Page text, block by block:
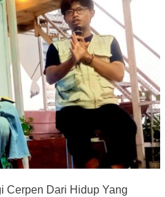
Cerpen Dari Hidup Yang